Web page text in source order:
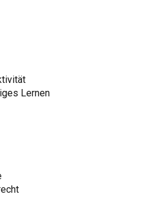
Lernen